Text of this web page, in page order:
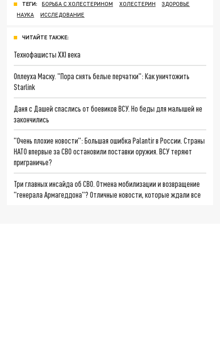
ТЕГИ: БОРЬБА С ХОЛЕСТЕРИНОМ ХОЛЕСТЕРИН
ЗДОРОВЬЕ
НАУКА
ИССЛЕДОВАНИЕ
ЧИТАЙТЕ ТАКЖЕ:
Технофашисты XXI века
Оплеуха Маску. "Пора снять белые перчатки": Как уничтожить
Starlink
Даня с Дашей спаслись от боевиков ВСУ. Но беды для малышей не
закончились
"Очень плохие новости": Большая ошибка Palantir в России. Страны
НАТО впервые за СВО остановили поставки оружия. ВСУ теряют
приграничье?
Три главных инсайда об СВО. Отмена мобилизации и возвращение
"генерала Армагеддона"? Отличные новости, которые ждали все